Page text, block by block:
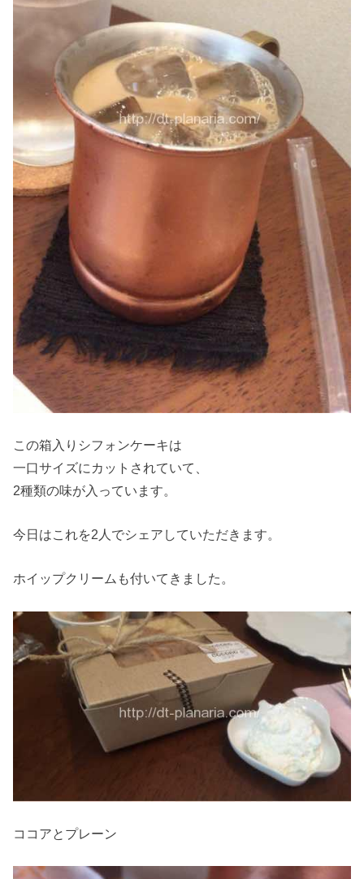
この箱入りシフォンケーキは
一口サイズにカットされていて、
2種類の味が入っています。
今日はこれを2人でシェアしていただきます。
ホイップクリームも付いてきました。
ココアとプレーン